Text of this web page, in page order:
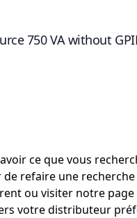
750 VA without
ce que vous
de refaire une recherche
ou visiter notre page
votre distributeur